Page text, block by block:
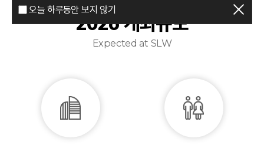
오늘 하루동안 보지 않기
2026 개최규모
Expected at SLW